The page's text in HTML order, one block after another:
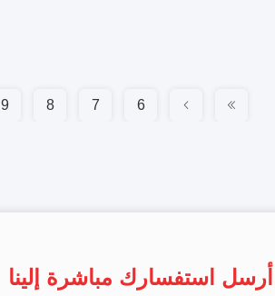
6
7
8
9
أرسل استفسارك مباشرة إلينا